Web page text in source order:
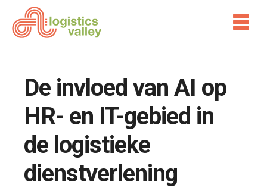
De invloed van AI op
HR- en IT-gebied in
de logistieke
dienstverlening